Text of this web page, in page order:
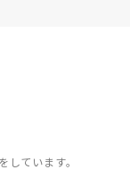
しています。